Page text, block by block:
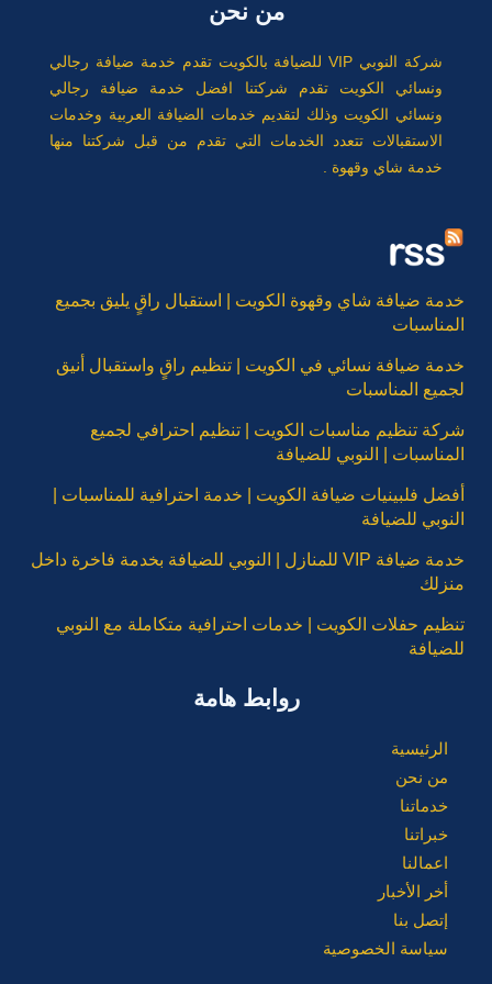
من نحن
شركة النوبي VIP للضيافة بالكويت تقدم خدمة ضيافة رجالي
ونسائي الكويت تقدم شركتنا افضل خدمة ضيافة رجالي
ونسائي الكويت وذلك لتقديم خدمات الضيافة العربية وخدمات
الاستقبالات تتعدد الخدمات التي تقدم من قبل شركتنا منها
خدمة شاي وقهوة .
خدمة ضيافة شاي وقهوة الكويت | استقبال راقٍ يليق بجميع
المناسبات
خدمة ضيافة نسائي في الكويت | تنظيم راقٍ واستقبال أنيق
لجميع المناسبات
شركة تنظيم مناسبات الكويت | تنظيم احترافي لجميع
المناسبات | النوبي للضيافة
أفضل فلبينيات ضيافة الكويت | خدمة احترافية للمناسبات |
النوبي للضيافة
خدمة ضيافة VIP للمنازل | النوبي للضيافة بخدمة فاخرة داخل
منزلك
تنظيم حفلات الكويت | خدمات احترافية متكاملة مع النوبي
للضيافة
روابط هامة
الرئيسية
من نحن
خدماتنا
خبراتنا
اعمالنا
أخر الأخبار
إتصل بنا
سياسة الخصوصية